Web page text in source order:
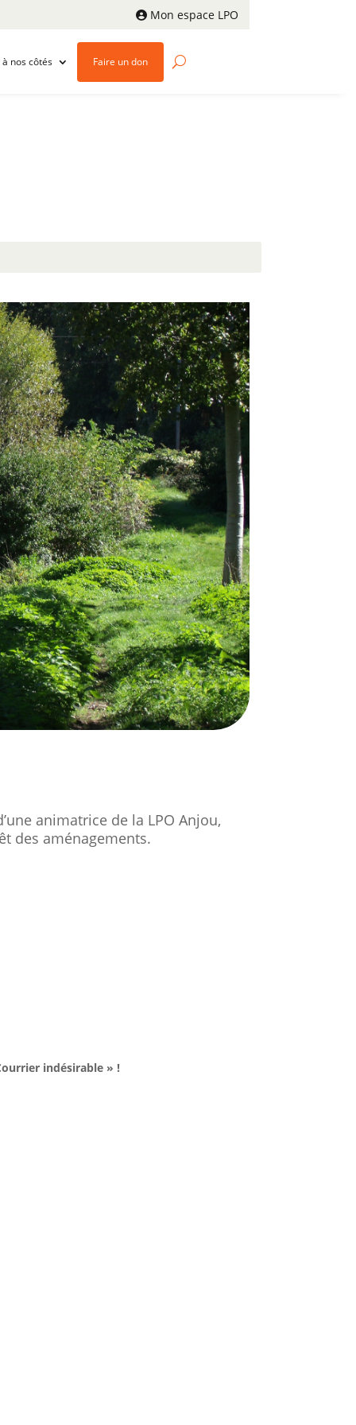
Mon espace LPO
à nos côtés Faire un don
animatrice de la LPO Anjou,
des aménagements.
indésirable » !